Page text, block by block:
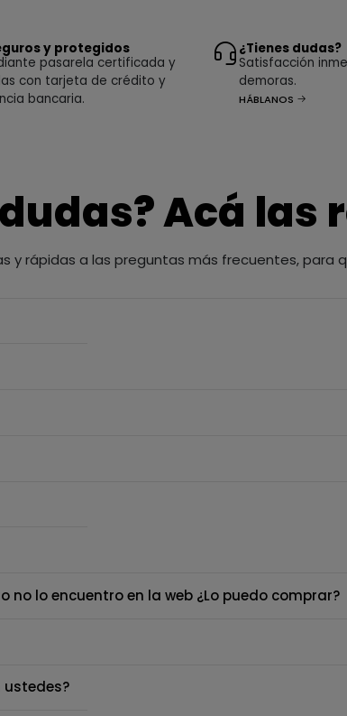
y protegidos
pasarela certificada y
con tarjeta de crédito y
bancaria.
¿Tienes dudas?
Satisfacción
demoras.
HÁBLANOS
Acá las
y rápidas a las preguntas más frecuentes, para
lo encuentro en la web ¿Lo puedo comprar?